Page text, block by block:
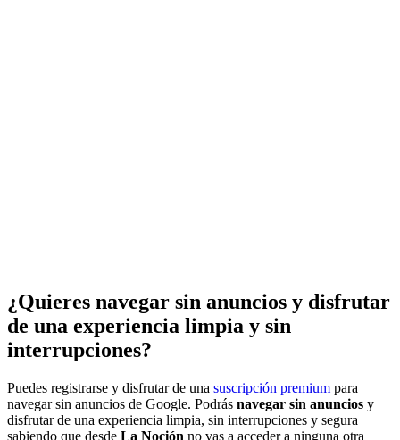
¿Quieres navegar sin anuncios y disfrutar
de una experiencia limpia y sin
interrupciones?
Puedes registrarse y disfrutar de una suscripción premium para
navegar sin anuncios de Google. Podrás navegar sin anuncios y
disfrutar de una experiencia limpia, sin interrupciones y segura
sabiendo que desde La Noción no vas a acceder a ninguna otra